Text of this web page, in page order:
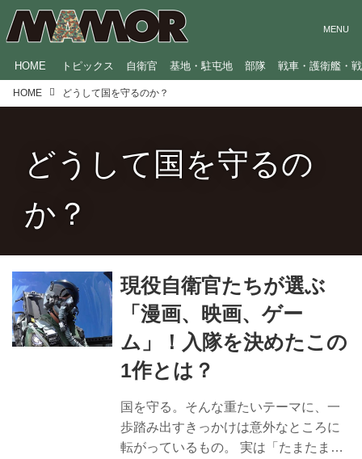
HOME トピックス 自衛官 基地・駐屯地 部隊 戦車・護衛艦・
HOME どうして国を守るのか？
どうして国を守るの
か？
現役自衛官たちが選ぶ
「漫画、映画、ゲー
ム」！入隊を決めたこの
1作とは？
国を守る。そんな重たいテーマに、一
歩踏み出すきっかけは意外なところに
転がっているもの。 実は「たまたま触